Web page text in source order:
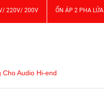
220V/ 200V ỔN ÁP 2 PHA LỬA
Cho Audio Hi-end